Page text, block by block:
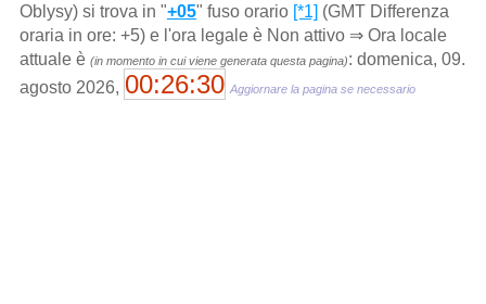
Oblysy) si trova in "+05" fuso orario [*1] (GMT Differenza
oraria in ore: +5) e l'ora legale è Non attivo ⇒ Ora locale
attuale è (in momento in cui viene generata questa pagina): domenica, 09.
agosto 2026, 00:26:30 Aggiornare la pagina se necessario